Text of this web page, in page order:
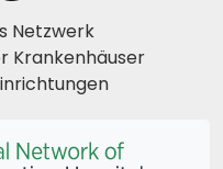
Netzwerk
Krankenhäuser